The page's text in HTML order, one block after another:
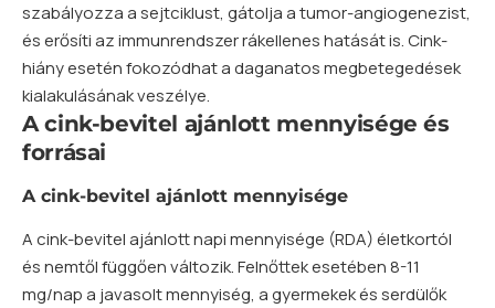
szabályozza a sejtciklust, gátolja a tumor-angiogenezist,
és erősíti az immunrendszer rákellenes hatását is. Cink-
hiány esetén fokozódhat a daganatos megbetegedések
kialakulásának veszélye.
A cink-bevitel ajánlott mennyisége és
forrásai
A cink-bevitel ajánlott mennyisége
A cink-bevitel ajánlott napi mennyisége (RDA) életkortól
és nemtől függően változik. Felnőttek esetében 8-11
mg/nap a javasolt mennyiség, a gyermekek és serdülők